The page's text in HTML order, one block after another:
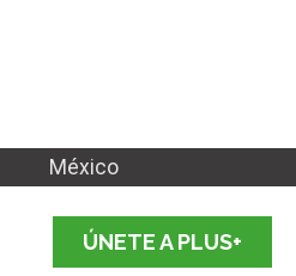
México
ÚNETE A PLUS+